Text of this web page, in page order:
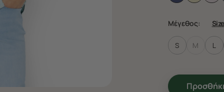
Μέγεθος:
S M L